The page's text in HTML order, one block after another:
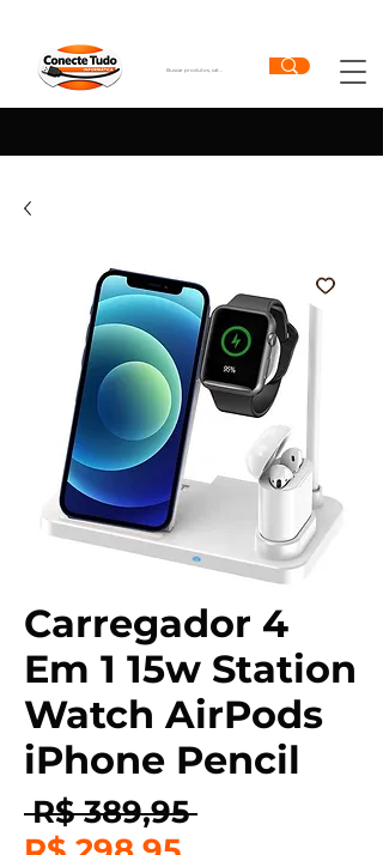
Carregador 4
Em 1 15w Station
Watch AirPods
iPhone Pencil
R$ 389,95 Preço